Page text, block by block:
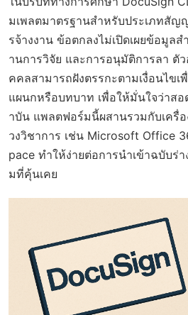
มเพลตมาตรฐานสำหรับประเภทสัญ
รจ้างงาน ข้อตกลงไม่เปิดเผยข้อมูล
านการวิจัย และการอนุมัติการลา ตั
คคลสามารถฝังตรรกะตามเงื่อนไข
แผนกหรือบทบาท เพื่อให้มั่นใจว่าส
าบัน แพลตฟอร์มนี้ผสานรวมกับเครื่
วงวิชาการ เช่น Microsoft Office
pace ทำให้ง่ายต่อการนำเข้าฉบับ
มที่คุ้นเคย